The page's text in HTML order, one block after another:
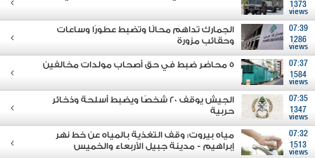
1373
views
07:39
1286
views
الجمارك تداهم محالًا وتضبط عطورًا وساعات
وحقائب مزورة
07:37
1584
views
5 محاضر ضبط في حق أصحاب مولدات مخالفين
07:35
1347
views
الجيش يوقف 20 شخصًا ويضبط أسلحة وذخائر
حربية
07:32
1513
views
مياه بيروت: وقف التغذية بالمياه عن خط نهر
إبراهيم - مدينة جبيل الأربعاء والخميس